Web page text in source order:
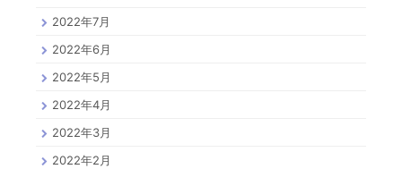
2022年7月
2022年6月
2022年5月
2022年4月
2022年3月
2022年2月